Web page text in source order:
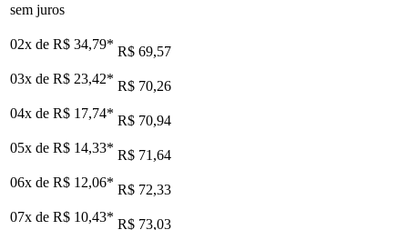
sem juros
02x de R$ 34,79* R$ 69,57
03x de R$ 23,42* R$ 70,26
04x de R$ 17,74* R$ 70,94
05x de R$ 14,33* R$ 71,64
06x de R$ 12,06* R$ 72,33
07x de R$ 10,43* R$ 73,03